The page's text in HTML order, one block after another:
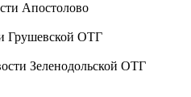
Апостолово
Грушевской ОТГ
Зеленодольской ОТГ